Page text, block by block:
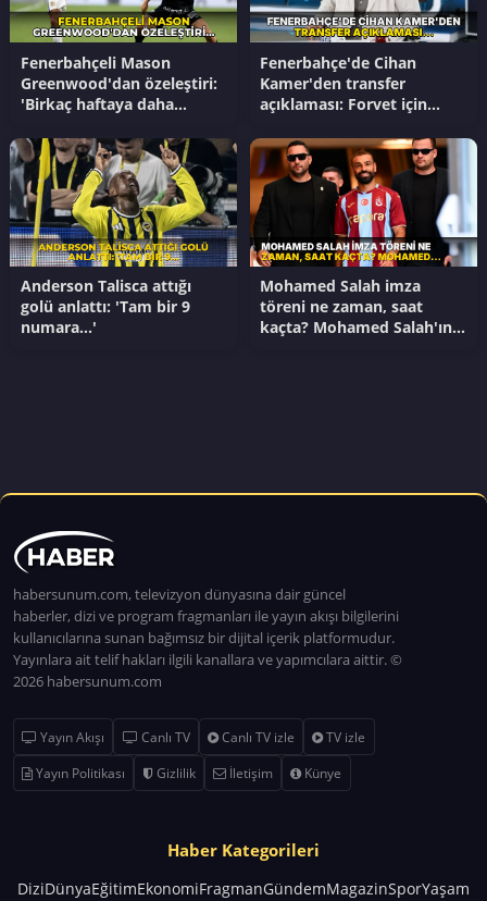
Fenerbahçeli Mason
Greenwood'dan özeleştiri:
'Birkaç haftaya daha
Fenerbahçe'de Cihan
Kamer'den transfer
açıklaması: Forvet için
Anderson Talisca attığı
golü anlattı: 'Tam bir 9
numara...'
Mohamed Salah imza
töreni ne zaman, saat
kaçta? Mohamed Salah'ın
habersunum.com, televizyon dünyasına dair güncel
haberler, dizi ve program fragmanları ile yayın akışı bilgilerini
kullanıcılarına sunan bağımsız bir dijital içerik platformudur.
Yayınlara ait telif hakları ilgili kanallara ve yapımcılara aittir. ©
2026 habersunum.com
Yayın Akışı Canlı TV Canlı TV izle
TV izle
Yayın Politikası
Gizlilik İletişim Künye
Haber Kategorileri
DiziDünyaEğitimEkonomiFragmanGündemMagazinSporYaşam